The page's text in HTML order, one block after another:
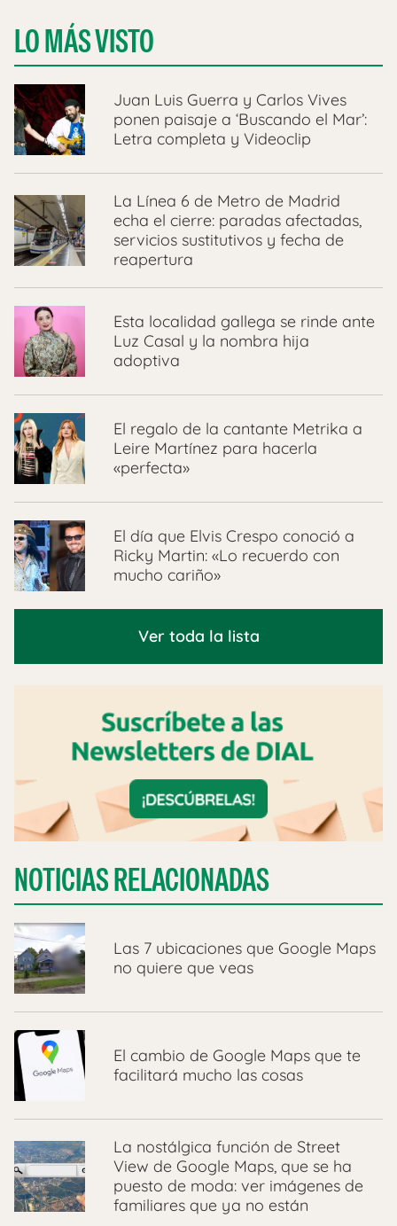
LO MÁS VISTO
Juan Luis Guerra y Carlos Vives
ponen paisaje a ‘Buscando el Mar’:
Letra completa y Videoclip
La Línea 6 de Metro de Madrid
echa el cierre: paradas afectadas,
servicios sustitutivos y fecha de
reapertura
Esta localidad gallega se rinde ante
Luz Casal y la nombra hija
adoptiva
El regalo de la cantante Metrika a
Leire Martínez para hacerla
«perfecta»
El día que Elvis Crespo conoció a
Ricky Martin: «Lo recuerdo con
mucho cariño»
Ver toda la lista
NOTICIAS RELACIONADAS
Las 7 ubicaciones que Google Maps
no quiere que veas
El cambio de Google Maps que te
facilitará mucho las cosas
La nostálgica función de Street
View de Google Maps, que se ha
puesto de moda: ver imágenes de
familiares que ya no están